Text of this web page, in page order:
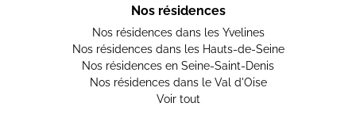
Nos résidences
Nos résidences dans les Yvelines
Nos résidences dans les Hauts-de-Seine
Nos résidences en Seine-Saint-Denis
Nos résidences dans le Val d'Oise
Voir tout